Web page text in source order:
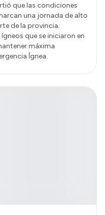
que las condiciones
una jornada de alto
de la provincia.
que se iniciaron en
máxima
Ígnea.